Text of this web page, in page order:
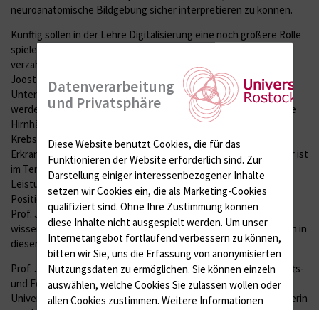
neuroanatomische Bildgebung sicher interpretieren zu können.
Künftig sollen in der Lehre Digitalisierung eine noch größere Rolle
spielen und so die „digitale und analoge Anatomie“ stärker
verzahnt werden. Zugleich werde die Arbeitsgruppe von Prof.
Joost wachsen, wodurch umfangreichere experimentelle
Untersuchungen von Immunzellen und Liquorproben möglich
werden. Diese Arbeiten sollen weiter aufklären, welche Rolle die
Hirnhäute bei entzündlichen Erkrankungen oder auch bei
Krebserkrankungen spielen und damit das Verständnis von
Erkrankungsprozessen weiter verbessern. Die Junior-Professur ist
im Tenure-Track-Verfahren angelegt. Nach einer
Leistungsüberprüfung nach drei und sechs Jahren kann die
Position in eine W2-Professur dauerhaft verstetigt werden. Für
Prof. Joost bedeutet dies eine verlässliche Perspektive für ihre
wissenschaftliche Weiterentwicklung sowie die Möglichkeit, sich in
dieser Zeit zu habilitieren.
Prof. Joost hob außerdem hervor, wie sehr sie den Wissenschafts-
und Forschungsstandort Rostock schätze. „Rostock ist eine
Universität der kleinen Wege, und als Nachwuchswissenschaftlerin
Datenverarbeitung
und Privatsphäre
Diese Website benutzt Cookies, die für das
Funktionieren der Website erforderlich sind. Zur
Darstellung einiger interessenbezogener Inhalte
setzen wir Cookies ein, die als Marketing-Cookies
qualifiziert sind. Ohne Ihre Zustimmung können
diese Inhalte nicht ausgespielt werden. Um unser
Internetangebot fortlaufend verbessern zu können,
bitten wir Sie, uns die Erfassung von anonymisierten
Nutzungsdaten zu ermöglichen. Sie können einzeln
auswählen, welche Cookies Sie zulassen wollen oder
allen Cookies zustimmen. Weitere Informationen